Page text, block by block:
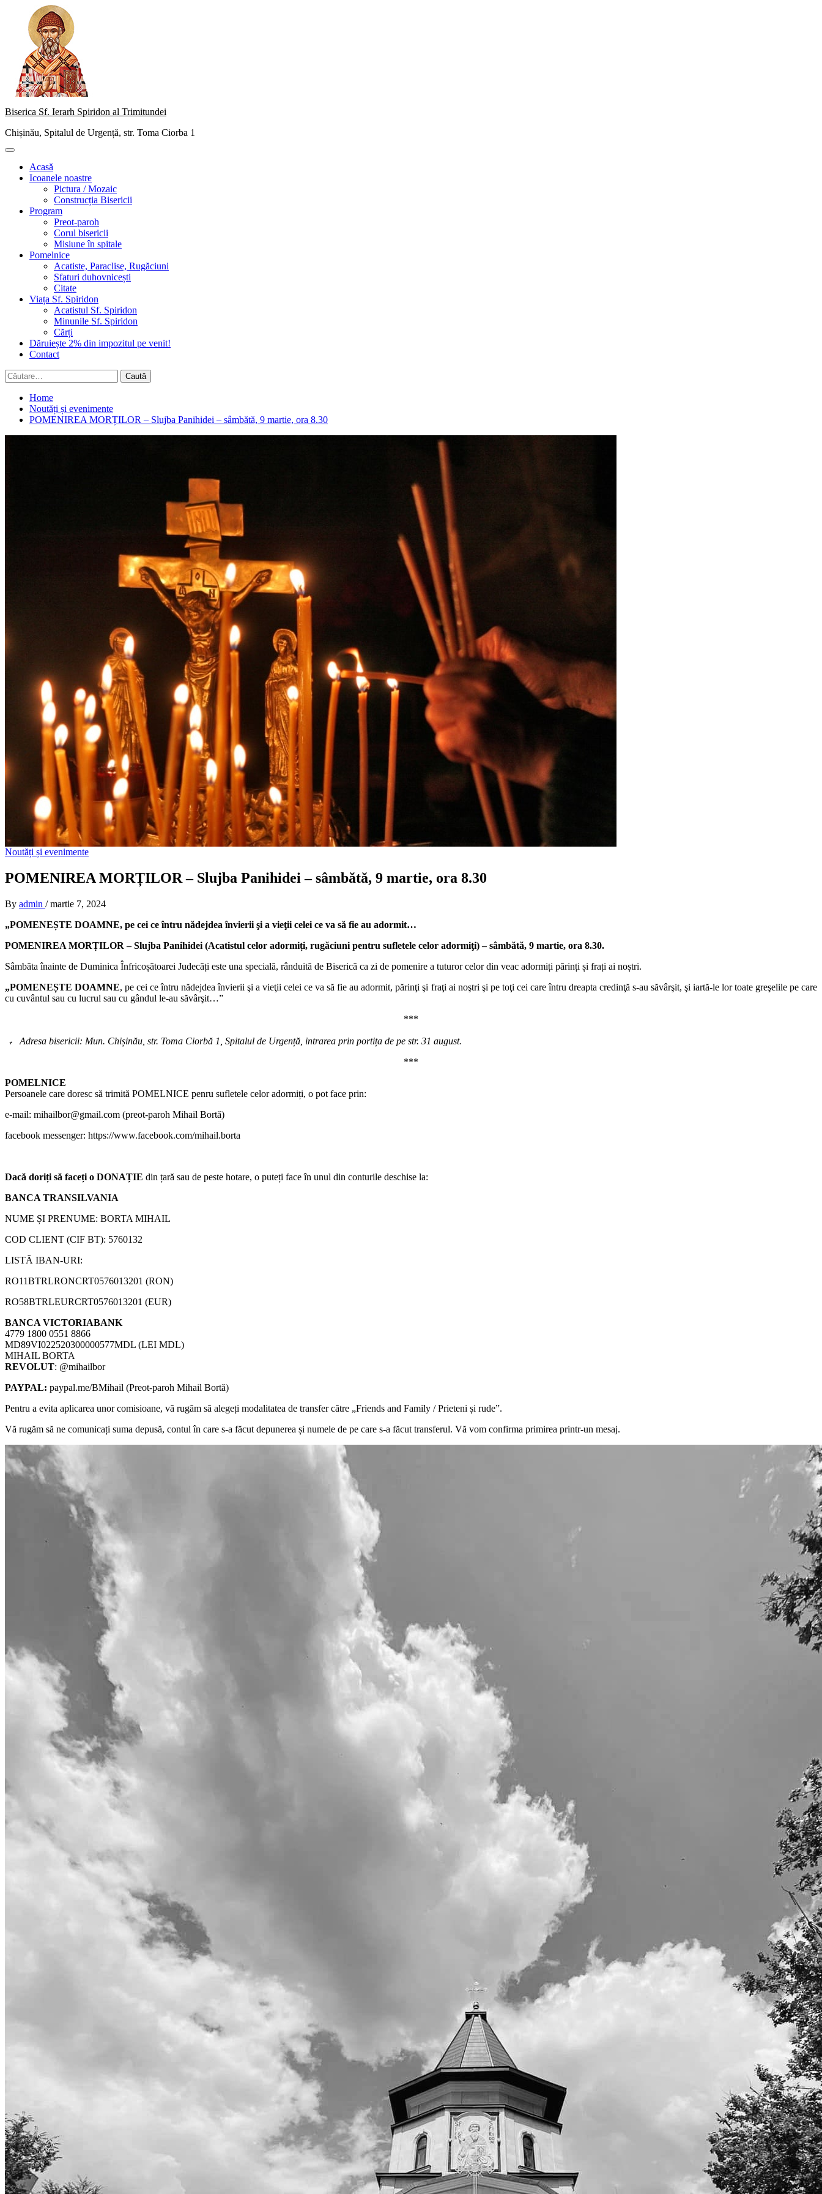
content
Biserica Sf. Ierarh Spiridon al Trimitundei
Chișinău, Spitalul de Urgență, str. Toma Ciorba 1
Primary
Acasă
Icoanele noastre
Pictura / Mozaic
Construcția Bisericii
Program
Preot-paroh
Corul bisericii
Misiune în spitale
Pomelnice
Acatiste, Paraclise, Rugăciuni
Sfaturi duhovnicești
Citate
Viața Sf. Spiridon
Acatistul Sf. Spiridon
Minunile Sf. Spiridon
Cărți
Dăruiește 2% din impozitul pe venit!
Contact
Caută
după:
Home
Noutăți și evenimente
POMENIREA MORȚILOR – Slujba Panihidei – sâmbătă, 9 martie, ora 8.30
Noutăți și evenimente
POMENIREA MORȚILOR – Slujba Panihidei – sâmbătă, 9 martie, ora 8.30
By admin / martie 7, 2024
„POMENEȘTE DOAMNE, pe cei ce întru nădejdea învierii şi a vieţii celei ce va să fie au adormit…
POMENIREA MORȚILOR – Slujba Panihidei (Acatistul celor adormiți, rugăciuni pentru sufletele celor adormiţi) – sâmbătă, 9 martie, ora 8.30.
Sâmbăta înainte de Duminica Înfricoșătoarei Judecăți este una specială, rânduită de Biserică ca zi de pomenire a tuturor celor din veac adormiți părinți și frați ai noștri.
„POMENEȘTE DOAMNE, pe cei ce întru nădejdea învierii şi a vieţii celei ce va să fie au adormit, părinţi şi fraţi ai noştri şi pe toţi cei care întru dreapta credinţă s-au săvârşit, şi iartă-le lor toate greşelile pe care
cu cuvântul sau cu lucrul sau cu gândul le-au săvârşit…”
***
Adresa bisericii: Mun. Chișinău, str. Toma Ciorbă 1, Spitalul de Urgență, intrarea prin portița de pe str. 31 august.
***
POMELNICE
Persoanele care doresc să trimită POMELNICE penru sufletele celor adormiți, o pot face prin:
e-mail: mihailbor@gmail.com (preot-paroh Mihail Bortă)
facebook messenger: https://www.facebook.com/mihail.borta
Dacă doriți să faceți o DONAȚIE din țară sau de peste hotare, o puteți face în unul din conturile deschise la:
BANCA TRANSILVANIA
NUME ȘI PRENUME: BORTA MIHAIL
COD CLIENT (CIF BT): 5760132
LISTĂ IBAN-URI:
RO11BTRLRONCRT0576013201 (RON)
RO58BTRLEURCRT0576013201 (EUR)
BANCA VICTORIABANK
4779 1800 0551 8866
MD89VI022520300000577MDL (LEI MDL)
MIHAIL BORTA
REVOLUT: @mihailbor
PAYPAL: paypal.me/BMihail (Preot-paroh Mihail Bortă)
Pentru a evita aplicarea unor comisioane, vă rugăm să alegeți modalitatea de transfer către „Friends and Family / Prieteni și rude”.
Vă rugăm să ne comunicați suma depusă, contul în care s-a făcut depunerea și numele de pe care s-a făcut transferul. Vă vom confirma primirea printr-un mesaj.